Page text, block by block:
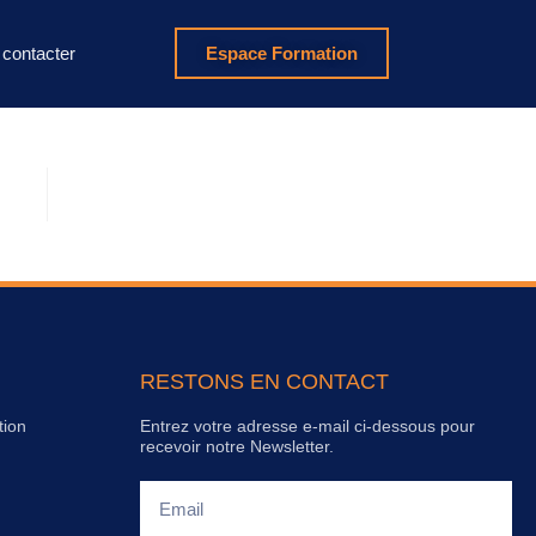
Espace Formation
RESTONS EN CONTACT
Entrez votre adresse e-mail ci-dessous pour
recevoir notre Newsletter.